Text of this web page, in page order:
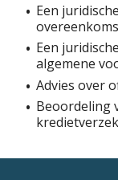
Een
Een
algemene
Advies over
Beoordeling